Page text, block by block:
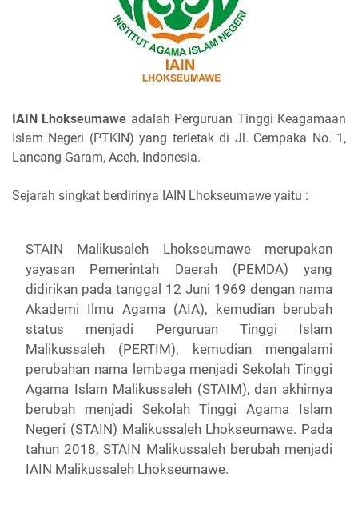
IAIN Lhokseumawe adalah Perguruan Tinggi Keagamaan
Islam Negeri (PTKIN) yang terletak di Jl. Cempaka No. 1,
Lancang Garam, Aceh, Indonesia.
Sejarah singkat berdirinya IAIN Lhokseumawe yaitu :
STAIN Malikusaleh Lhokseumawe merupakan
yayasan Pemerintah Daerah (PEMDA) yang
didirikan pada tanggal 12 Juni 1969 dengan nama
Akademi Ilmu Agama (AIA), kemudian berubah
status menjadi Perguruan Tinggi Islam
Malikussaleh (PERTIM), kemudian mengalami
perubahan nama lembaga menjadi Sekolah Tinggi
Agama Islam Malikussaleh (STAIM), dan akhirnya
berubah menjadi Sekolah Tinggi Agama Islam
Negeri (STAIN) Malikussaleh Lhokseumawe. Pada
tahun 2018, STAIN Malikussaleh berubah menjadi
IAIN Malikussaleh Lhokseumawe.